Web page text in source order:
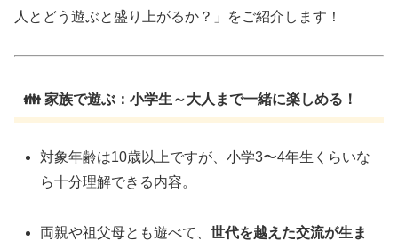
人とどう遊ぶと盛り上がるか？」をご紹介します！
👪 家族で遊ぶ：小学生～大人まで一緒に楽しめる！
対象年齢は10歳以上ですが、小学3〜4年生くらいな
ら十分理解できる内容。
両親や祖父母とも遊べて、世代を越えた交流が生ま